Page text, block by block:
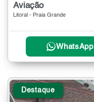
Aviação
Litoral - Praia Grande
WhatsApp
Destaque